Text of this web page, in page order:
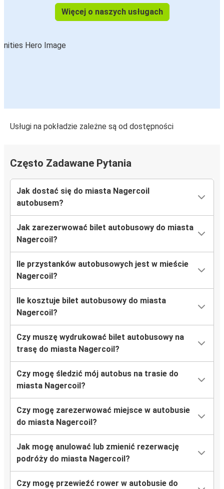
Więcej o naszych usługach
Usługi na pokładzie zależne są od dostępności
Często Zadawane Pytania
Jak dostać się do miasta Nagercoil
autobusem?
Jak zarezerwować bilet autobusowy do miasta
Nagercoil?
Ile przystanków autobusowych jest w mieście
Nagercoil?
Ile kosztuje bilet autobusowy do miasta
Nagercoil?
Czy muszę wydrukować bilet autobusowy na
trasę do miasta Nagercoil?
Czy mogę śledzić mój autobus na trasie do
miasta Nagercoil?
Czy mogę zarezerwować miejsce w autobusie
do miasta Nagercoil?
Jak mogę anulować lub zmienić rezerwację
podróży do miasta Nagercoil?
Czy mogę przewieźć rower w autobusie do